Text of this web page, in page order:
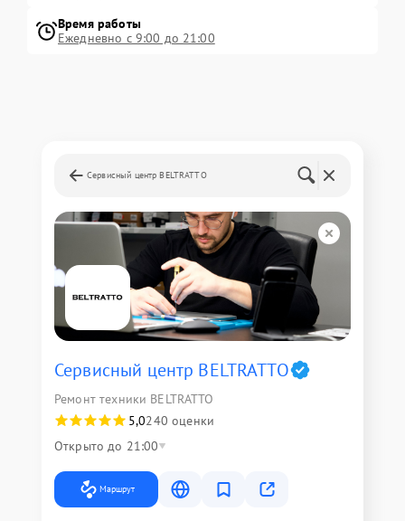
Время работы
Ежедневно с 9:00 до 21:00
Сервисный центр BELTRATTO
Сервисный центр BELTRATTO
Ремонт техники BELTRATTO
5,0240 оценки
Открыто до 21:00
Маршрут